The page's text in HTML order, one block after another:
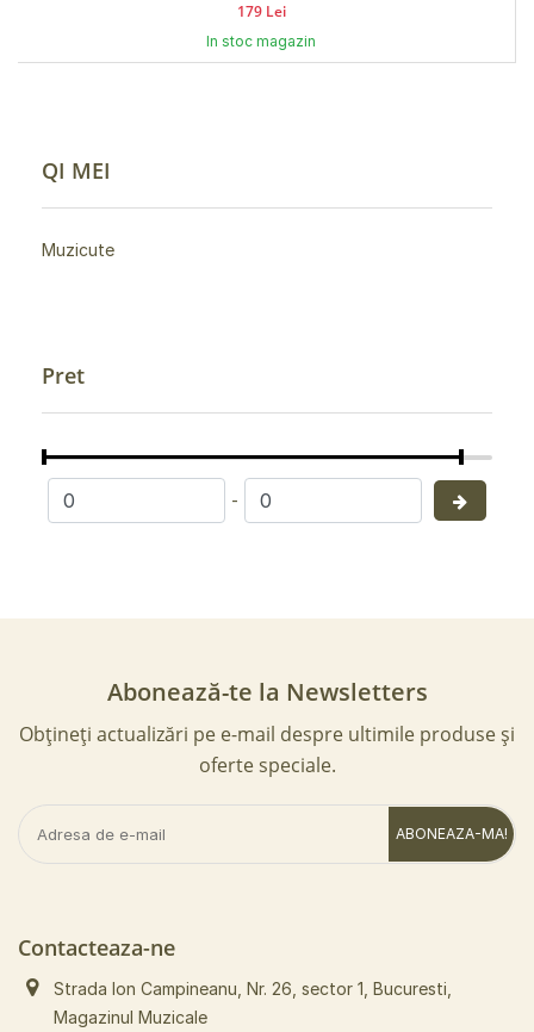
QI MEI
Muzicute
Pret
-
179 Lei
In stoc magazin
Abonează-te la Newsletters
Obțineți actualizări pe e-mail despre ultimile produse și
oferte speciale.
ABONEAZA-MA!
Contacteaza-ne
Strada Ion Campineanu, Nr. 26, sector 1, Bucuresti,
Magazinul Muzicale